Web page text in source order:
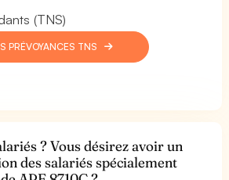
(TNS)
PRÉVOYANCES TNS
? Vous désirez avoir un
des salariés spécialement